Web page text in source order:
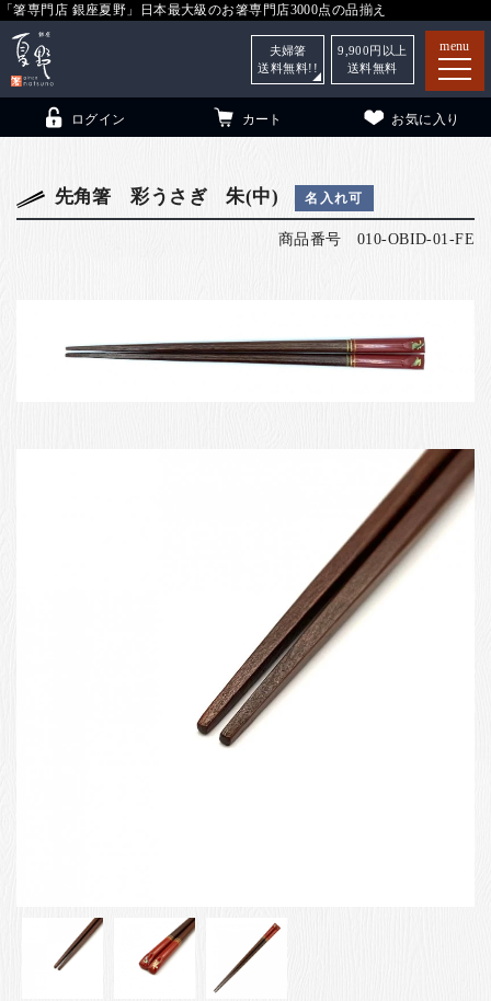
「箸専門店 銀座夏野」日本最大級のお箸専門店3000点の品揃え
menu
ログイン カート お気に入り
夫婦箸
送料無料!!
9,900 円以上
送料無料
先角箸 彩うさぎ 朱(中) 名入れ可
商品番号 010-OBID-01-FE